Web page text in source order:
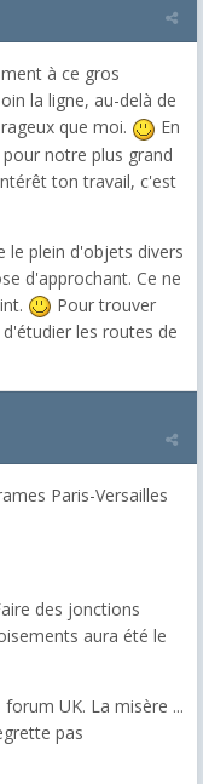
à ce gros
la ligne, au-delà de
que moi.
En
notre plus grand
ton travail, c'est
le plein d'objets divers
d'approchant. Ce ne
Pour trouver
les routes de
Paris-Versailles
des jonctions
aura été le
UK. La misère ...
pas